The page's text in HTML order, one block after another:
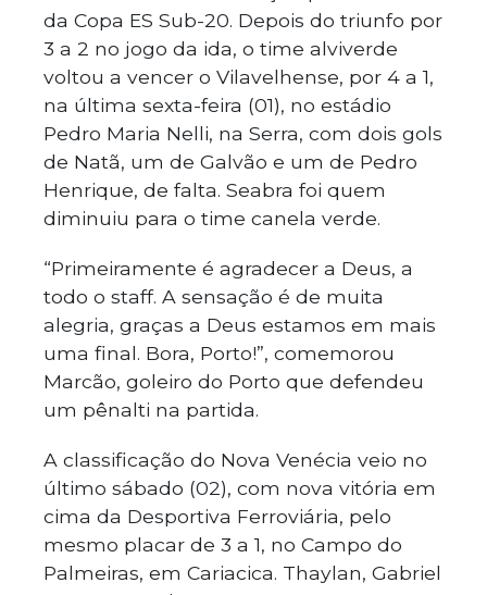
da Copa ES Sub-20. Depois do triunfo por
3 a 2 no jogo da ida, o time alviverde
voltou a vencer o Vilavelhense, por 4 a 1,
na última sexta-feira (01), no estádio
Pedro Maria Nelli, na Serra, com dois gols
de Natã, um de Galvão e um de Pedro
Henrique, de falta. Seabra foi quem
diminuiu para o time canela verde.
“Primeiramente é agradecer a Deus, a
todo o staff. A sensação é de muita
alegria, graças a Deus estamos em mais
uma final. Bora, Porto!”, comemorou
Marcão, goleiro do Porto que defendeu
um pênalti na partida.
A classificação do Nova Venécia veio no
último sábado (02), com nova vitória em
cima da Desportiva Ferroviária, pelo
mesmo placar de 3 a 1, no Campo do
Palmeiras, em Cariacica. Thaylan, Gabriel